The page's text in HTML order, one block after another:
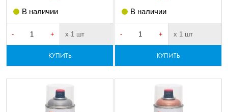
В наличии
- + х 1 шт
КУПИТЬ
В наличии
- + х 1 шт
КУПИТЬ